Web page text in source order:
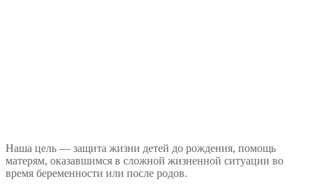
Наша цель — защита жизни детей до рождения, помощь
матерям, оказавшимся в сложной жизненной ситуации во
время беременности или после родов.